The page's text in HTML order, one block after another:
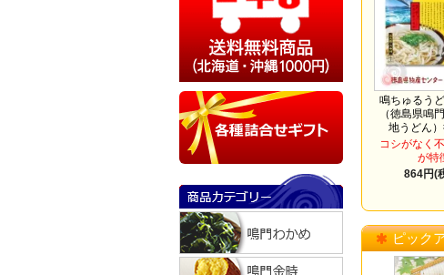
鳴ちゅるう
（徳島県鳴
地うどん
コシがなく
が特
864円(
ピック